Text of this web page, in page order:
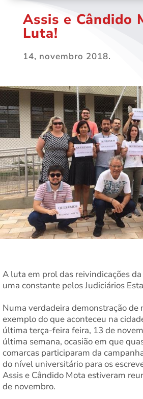
Assis e Cândido
Luta!
14, novembro 2018.
A luta em prol das reivindicações
uma constante pelos Judiciários
Numa verdadeira demonstração de
exemplo do que aconteceu na
última terça-feira feira, 13 de
última semana, ocasião em que
comarcas participaram da
do nível universitário para os
Assis e Cândido Mota estiveram
de novembro.